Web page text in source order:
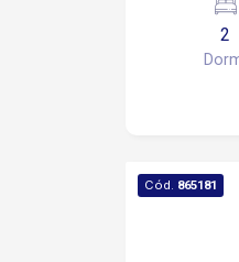
churrasqueira
e
acesso
minutos
minutos
2
Cód. 865181